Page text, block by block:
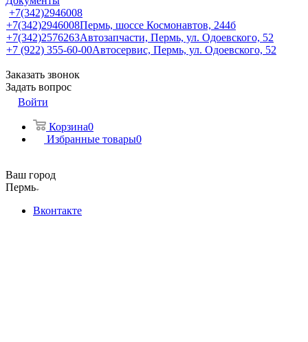
+7(342)2946008
+7(342)2946008Пермь, шоссе Космонавтов, 244б
+7(342)2576263Автозапчасти, Пермь, ул. Одоевского, 52
+7 (922) 355-60-00Автосервис, Пермь, ул. Одоевского, 52
Заказать звонок
Задать вопрос
Войти
Корзина0
Избранные товары0
Ваш город
Пермь
Вконтакте